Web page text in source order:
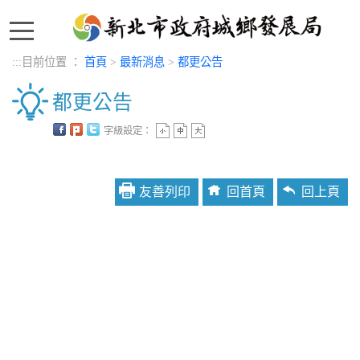
::: 目前位置 ： 首頁 > 最新消息 > 都更公告
都更公告
字級設定：
友善列印 回首頁 回上頁